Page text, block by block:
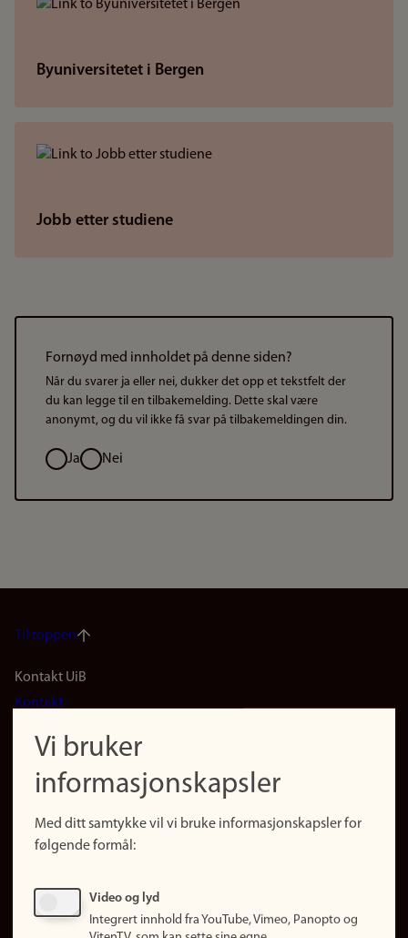
Byuniversitetet i Bergen
Jobb etter studiene
Fornøyd med innholdet på denne siden?
Når du svarer ja eller nei, dukker det opp et tekstfelt der
du kan legge til en tilbakemelding. Dette skal være
anonymt, og du vil ikke få svar på tilbakemeldingen din.
ValgJa Nei
Til toppen
Footer
(no)
Kontakt UiB
Kontakt
Finn forsker
Presse
Finn studier
Ledige stillinger
Vi bruker
informasjonskapsler
Med ditt samtykke vil vi bruke informasjonskapsler for
følgende formål:
Video og lyd
Integrert innhold fra YouTube, Vimeo, Panopto og